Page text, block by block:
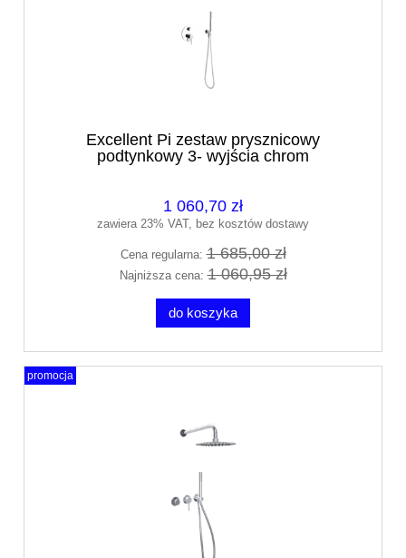
Excellent Pi zestaw prysznicowy
podtynkowy 3- wyjścia chrom
1 060,70 zł
zawiera 23% VAT, bez kosztów dostawy
Cena regularna:1 685,00 zł
Najniższa cena:1 060,95 zł
do koszyka
promocja